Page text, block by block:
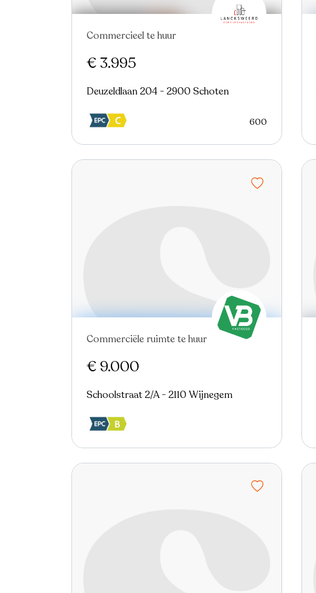
Nieuw
Commercieel te huur
€ 3.995
Deuzeldlaan 204 - 2900 Schoten
600
Nieuw
Commerciële ruimte te huur
€ 9.000
Schoolstraat 2/A - 2110 Wijnegem